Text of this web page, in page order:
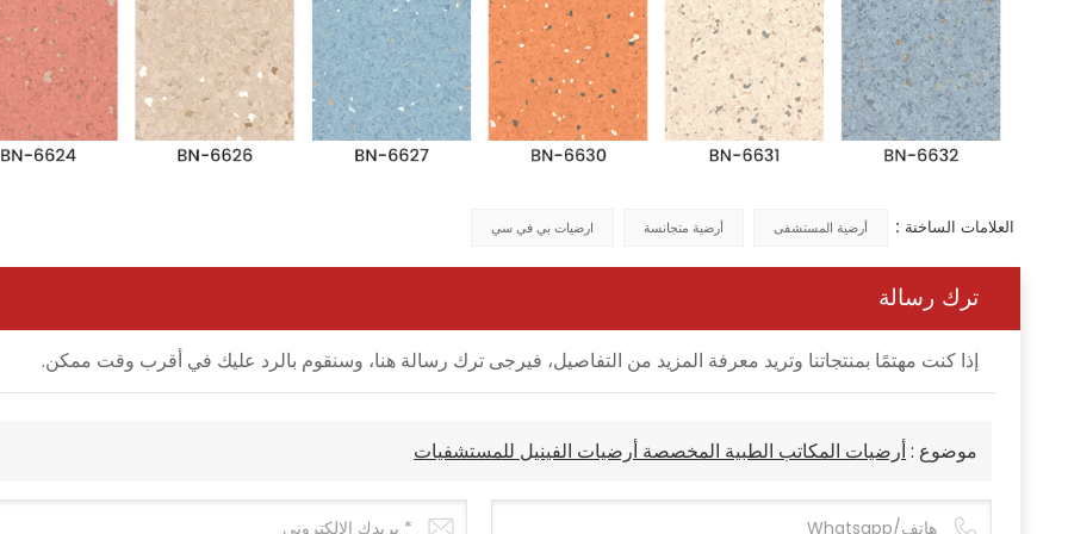
العلامات الساخنة : أرضية المستشفى أرضية متجانسة ارضيات بي في سي
ترك رسالة
إذا كنت مهتمًا بمنتجاتنا وتريد معرفة المزيد من التفاصيل، فيرجى ترك رسالة هنا، وسنقوم بالرد عليك في أقرب وقت ممكن.
موضوع :أرضيات المكاتب الطبية المخصصة أرضيات الفينيل للمستشفيات